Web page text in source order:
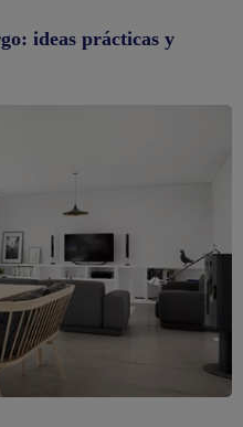
ideas prácticas y